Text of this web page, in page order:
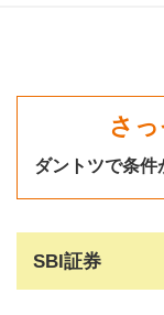
さ
ダントツで条
SBI証券